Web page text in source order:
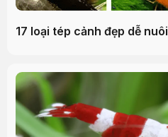
17 loại tép cảnh đẹp dễ nuôi